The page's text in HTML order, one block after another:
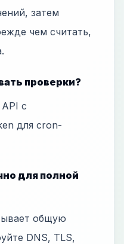
затем
чем считать,
проверки?
с
для cron-
для полной
общую
DNS, TLS,